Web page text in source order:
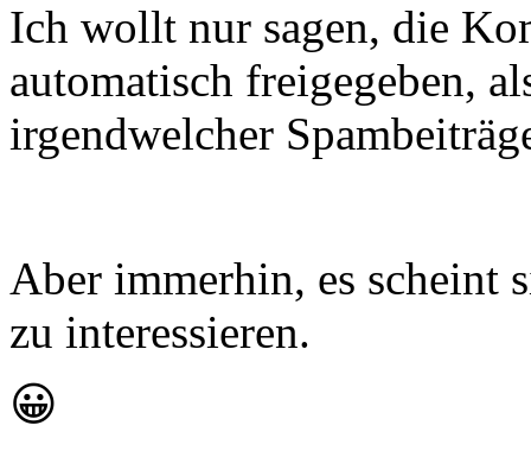
Ich wollt nur sagen, die
automatisch freigegeben,
irgendwelcher
Aber immerhin, es scheint
zu interessieren.
😀